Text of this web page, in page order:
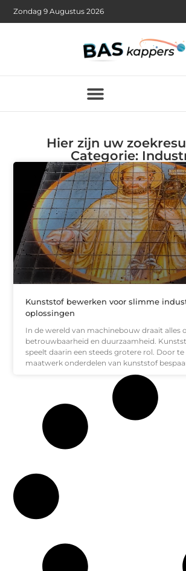
Zondag 9 Augustus 2026
Hier zijn uw
Categorie:
Kunststof bewerken voor slimme
oplossingen
In de wereld van machinebouw draait alles
betrouwbaarheid en duurzaamheid.
speelt daarin een steeds grotere rol. Door te
maatwerk onderdelen van kunststof